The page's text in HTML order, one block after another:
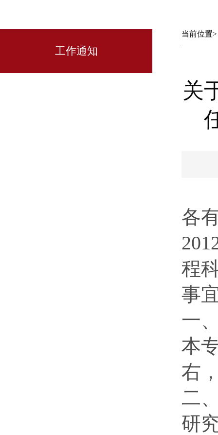
工作通知
当前位置
关
各
程
事
一
本
右
二
研